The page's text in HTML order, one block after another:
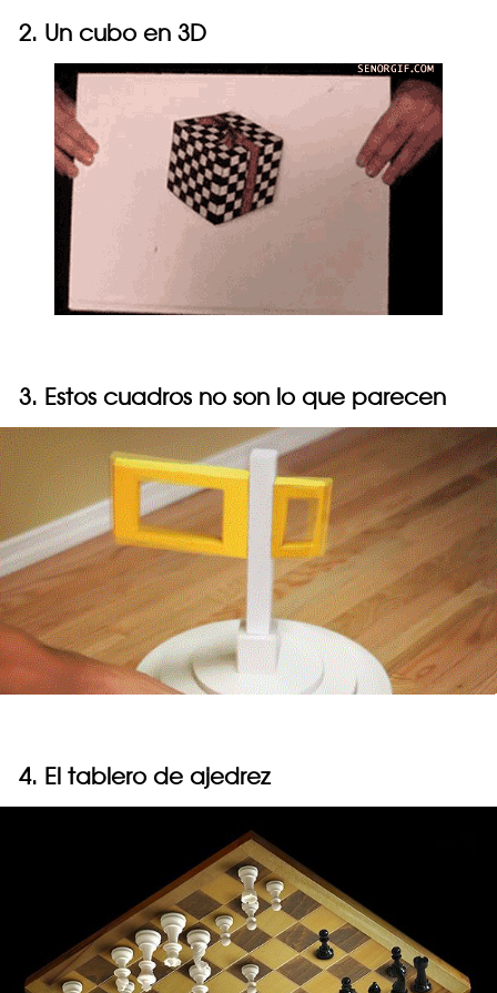
2. Un cubo en 3D
3. Estos cuadros no son lo que parecen
4. El tablero de ajedrez